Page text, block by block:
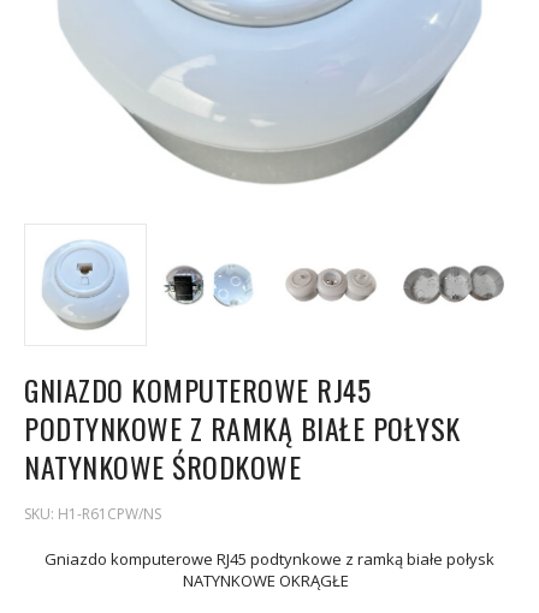
GNIAZDO KOMPUTEROWE RJ45
PODTYNKOWE Z RAMKĄ BIAŁE POŁYSK
NATYNKOWE ŚRODKOWE
SKU: H1-R61CPW/NS
Gniazdo komputerowe RJ45 podtynkowe z ramką białe połysk
NATYNKOWE OKRĄGŁE